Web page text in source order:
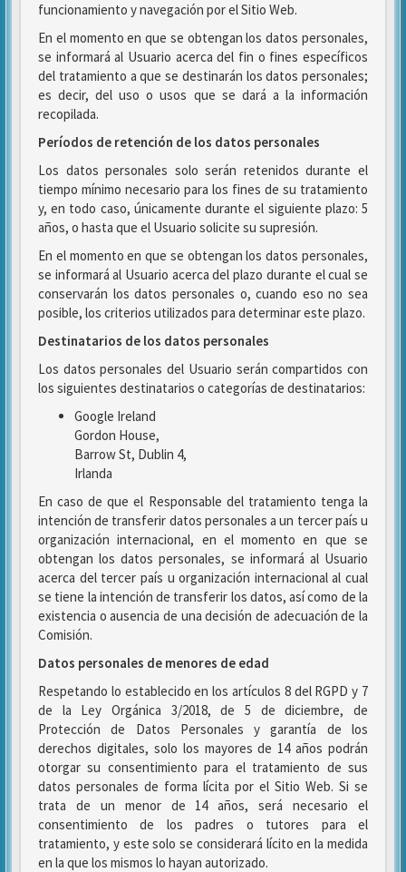
funcionamiento y navegación por el Sitio Web.
En el momento en que se obtengan los datos personales,
se informará al Usuario acerca del fin o fines específicos
del tratamiento a que se destinarán los datos personales;
es decir, del uso o usos que se dará a la información
recopilada.
Períodos de retención de los datos personales
Los datos personales solo serán retenidos durante el
tiempo mínimo necesario para los fines de su tratamiento
y, en todo caso, únicamente durante el siguiente plazo: 5
años, o hasta que el Usuario solicite su supresión.
En el momento en que se obtengan los datos personales,
se informará al Usuario acerca del plazo durante el cual se
conservarán los datos personales o, cuando eso no sea
posible, los criterios utilizados para determinar este plazo.
Destinatarios de los datos personales
Los datos personales del Usuario serán compartidos con
los siguientes destinatarios o categorías de destinatarios:
Google Ireland
Gordon House,
Barrow St, Dublin 4,
Irlanda
En caso de que el Responsable del tratamiento tenga la
intención de transferir datos personales a un tercer país u
organización internacional, en el momento en que se
obtengan los datos personales, se informará al Usuario
acerca del tercer país u organización internacional al cual
se tiene la intención de transferir los datos, así como de la
existencia o ausencia de una decisión de adecuación de la
Comisión.
Datos personales de menores de edad
Respetando lo establecido en los artículos 8 del RGPD y 7
de la Ley Orgánica 3/2018, de 5 de diciembre, de
Protección de Datos Personales y garantía de los
derechos digitales, solo los mayores de 14 años podrán
otorgar su consentimiento para el tratamiento de sus
datos personales de forma lícita por el Sitio Web. Si se
trata de un menor de 14 años, será necesario el
consentimiento de los padres o tutores para el
tratamiento, y este solo se considerará lícito en la medida
en la que los mismos lo hayan autorizado.